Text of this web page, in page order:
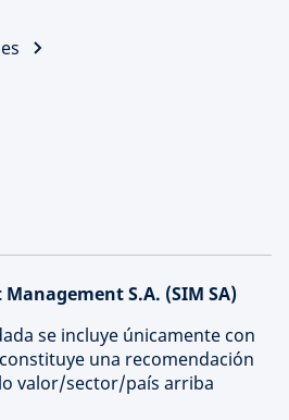
S.A. (SIM SA)
se incluye únicamente con
una recomendación
valor/sector/país arriba